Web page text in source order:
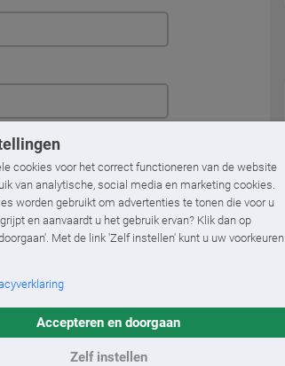
cookies voor het correct functioneren van de website
van analytische, social media en marketing cookies.
worden gebruikt om advertenties te tonen die voor u
en aanvaardt u het gebruik ervan? Klik dan op
Met de link 'Zelf instellen' kunt u uw voorkeuren
Accepteren en doorgaan
Zelf instellen